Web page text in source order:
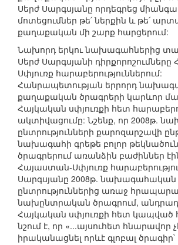
Սերժ Սարգսյանը որդեգրեց
մոտեցումներ թե՛ ներքին և թե՛
քաղաքական մի շարք հարցերում:
Նախորդ երկու նախագահներից
Սերժ Սարգսյանի դիրքորոշումները
Սփյուռք հարաբերություններում:
Հանրապետության երրորդ
քաղաքական ծրագրերի կարևոր
Հայկական սփյուռքի հետ
ակտիվացումը: Նշենք, որ 2008թ.
ընտրությունների քարոզարշավի
նախագահի գրեթե բոլոր
ծրագրերում առանձին բաժիններ
Հայաստան-Սփյուռք
Սարգսյանը 2008թ. նախագահական
ընտրություններից առաջ
նախընտրական ծրագրում,
Հայկական սփյուռքի հետ կապված
նշում է, որ «...այսուհետ հնարավոր
իրականացնել որևէ գլոբալ